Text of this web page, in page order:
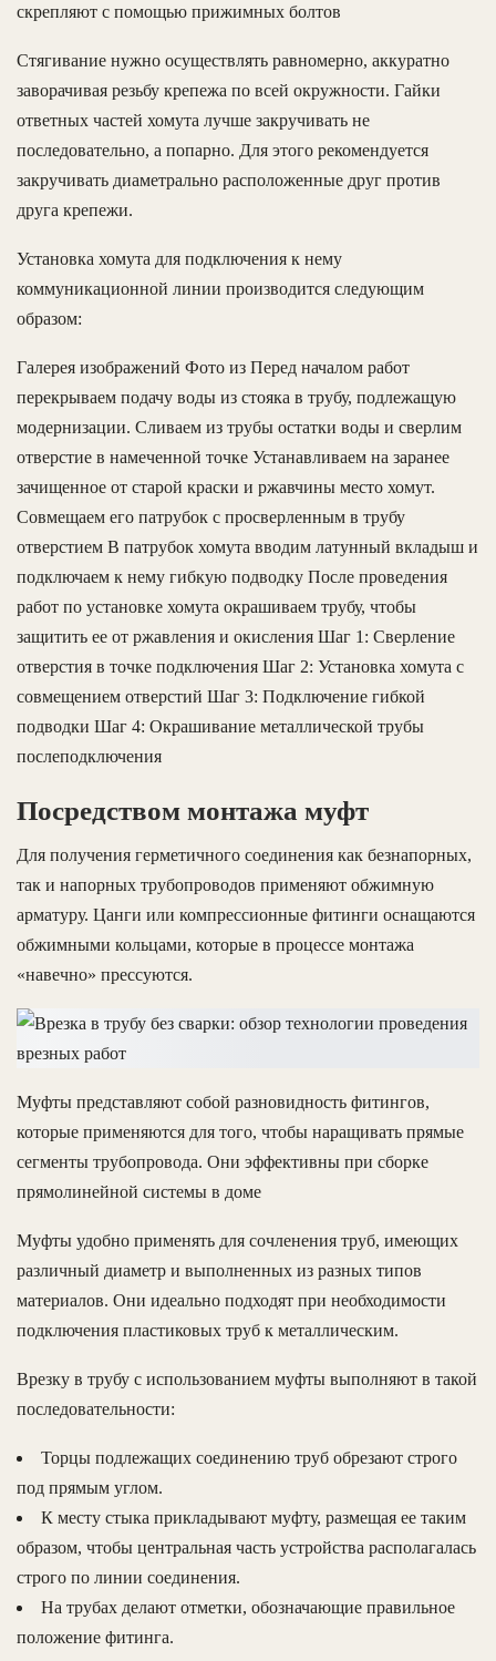
скрепляют с помощью прижимных болтов
Стягивание нужно осуществлять равномерно, аккуратно
заворачивая резьбу крепежа по всей окружности. Гайки
ответных частей хомута лучше закручивать не
последовательно, а попарно. Для этого рекомендуется
закручивать диаметрально расположенные друг против
друга крепежи.
Установка хомута для подключения к нему
коммуникационной линии производится следующим
образом:
Галерея изображений Фото из Перед началом работ
перекрываем подачу воды из стояка в трубу, подлежащую
модернизации. Сливаем из трубы остатки воды и сверлим
отверстие в намеченной точке Устанавливаем на заранее
зачищенное от старой краски и ржавчины место хомут.
Совмещаем его патрубок с просверленным в трубу
отверстием В патрубок хомута вводим латунный вкладыш и
подключаем к нему гибкую подводку После проведения
работ по установке хомута окрашиваем трубу, чтобы
защитить ее от ржавления и окисления Шаг 1: Сверление
отверстия в точке подключения Шаг 2: Установка хомута с
совмещением отверстий Шаг 3: Подключение гибкой
подводки Шаг 4: Окрашивание металлической трубы
послеподключения
Посредством монтажа муфт
Для получения герметичного соединения как безнапорных,
так и напорных трубопроводов применяют обжимную
арматуру. Цанги или компрессионные фитинги оснащаются
обжимными кольцами, которые в процессе монтажа
«навечно» прессуются.
Муфты представляют собой разновидность фитингов,
которые применяются для того, чтобы наращивать прямые
сегменты трубопровода. Они эффективны при сборке
прямолинейной системы в доме
Муфты удобно применять для сочленения труб, имеющих
различный диаметр и выполненных из разных типов
материалов. Они идеально подходят при необходимости
подключения пластиковых труб к металлическим.
Врезку в трубу с использованием муфты выполняют в такой
последовательности:
Торцы подлежащих соединению труб обрезают строго
под прямым углом.
К месту стыка прикладывают муфту, размещая ее таким
образом, чтобы центральная часть устройства располагалась
строго по линии соединения.
На трубах делают отметки, обозначающие правильное
положение фитинга.